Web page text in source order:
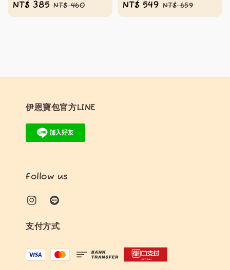
Sale
price
NT$ 385 Regular
price
NT$ 460
Sale
price
NT$ 549 Regular
price
NT$ 659
伊恩寶包官方LINE
Follow us
支付方式